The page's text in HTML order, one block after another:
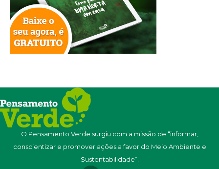
O Pensamento Verde surgiu com a missão de “informar,
conscientizar e promover ações a favor do Meio Ambiente e
Sustentabilidade”.